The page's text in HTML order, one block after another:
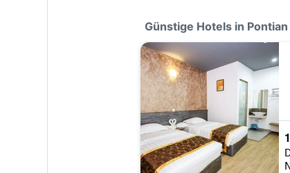
Günstige Hotels in Pontian